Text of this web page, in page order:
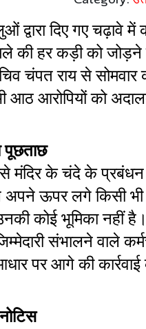
द्वारा दिए गए चढ़ावे
की हर कड़ी को जोड़ने
चंपत राय से
आठ आरोपियों को
पूछताछ
से मंदिर के चंदे के
अपने ऊपर लगे किसी
कोई भूमिका नहीं
संभालने वाले
पर आगे की कार्रवाई